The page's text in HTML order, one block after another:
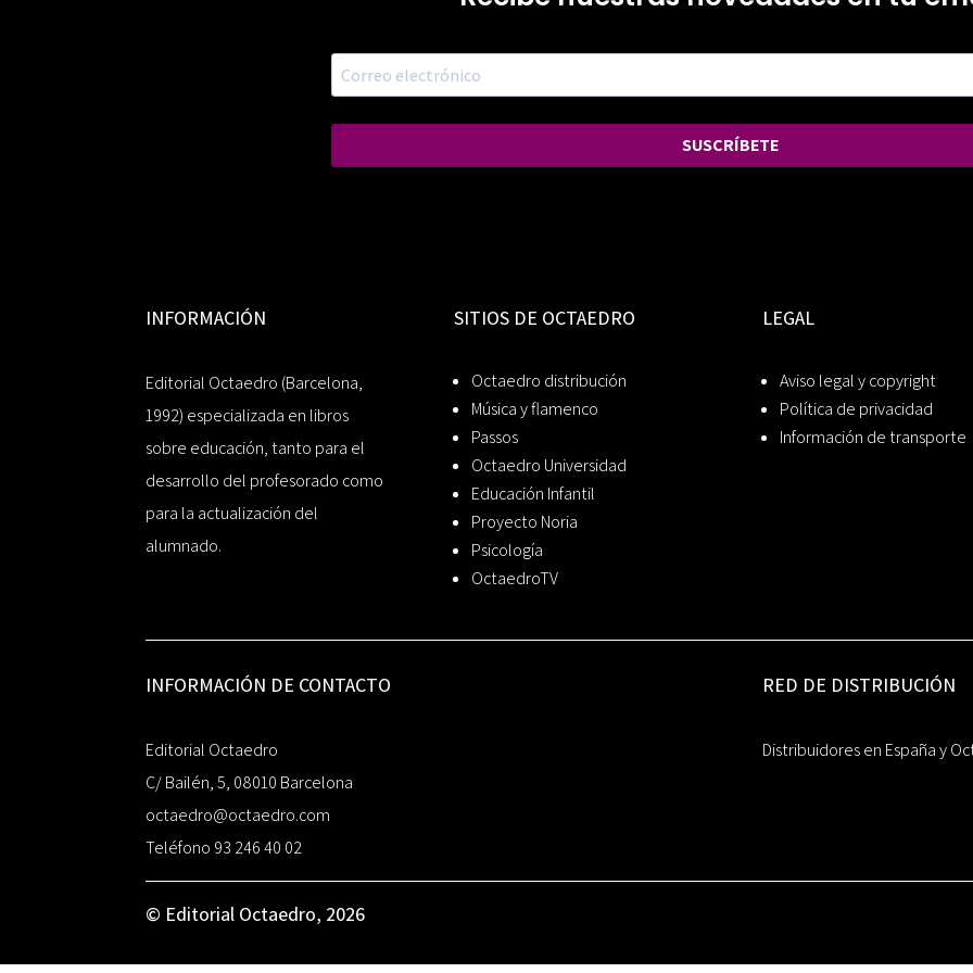
SUSCRÍBETE
INFORMACIÓN
Editorial Octaedro (Barcelona,
1992) especializada en libros
sobre educación, tanto para el
desarrollo del profesorado como
para la actualización del
alumnado.
SITIOS DE OCTAEDRO
Octaedro distribución
Música y flamenco
Passos
Octaedro Universidad
Educación Infantil
Proyecto Noria
Psicología
OctaedroTV
LEGAL
Aviso legal y copyright
Política de privacidad
Información de transporte
INFORMACIÓN DE CONTACTO
Editorial Octaedro
C/ Bailén, 5, 08010 Barcelona
octaedro@octaedro.com
Teléfono 93 246 40 02
RED DE DISTRIBUCIÓN
Distribuidores en España y
© Editorial Octaedro, 2026